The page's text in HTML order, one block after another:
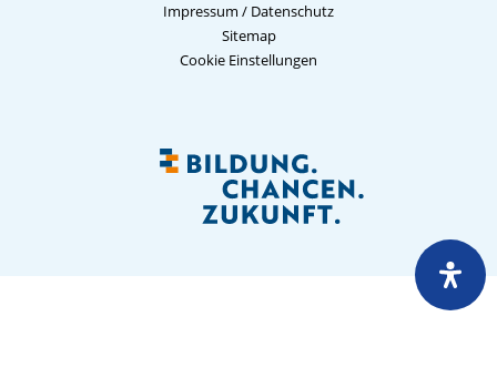
Impressum / Datenschutz
Sitemap
Cookie Einstellungen